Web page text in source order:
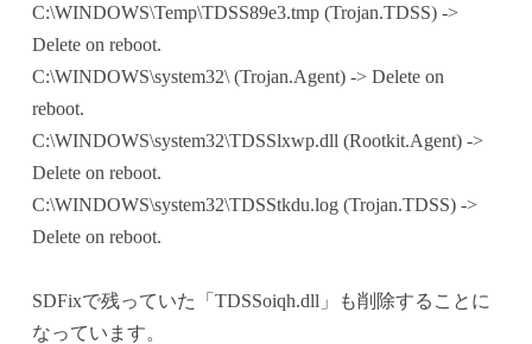
C:\WINDOWS\Temp\TDSS89e3.tmp (Trojan.TDSS) ->
Delete on reboot.
C:\WINDOWS\system32\ (Trojan.Agent) -> Delete on
reboot.
C:\WINDOWS\system32\TDSSlxwp.dll (Rootkit.Agent) ->
Delete on reboot.
C:\WINDOWS\system32\TDSStkdu.log (Trojan.TDSS) ->
Delete on reboot.
SDFixで残っていた「TDSSoiqh.dll」も削除することに
なっています。